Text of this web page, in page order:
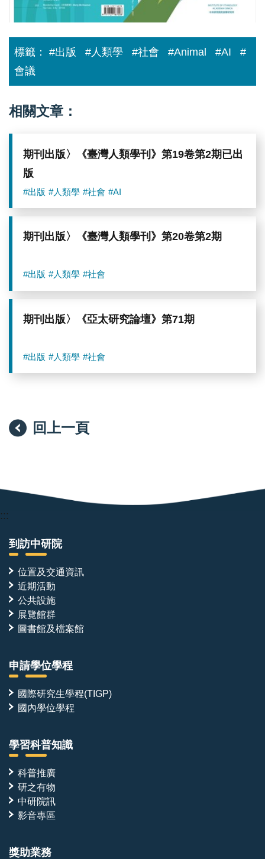
標籤： #出版 #人類學 #社會 #Animal #AI
#
會議
相關文章：
期刊出版〉《臺灣人類學刊》第19卷第2期已出
版
#出版 #人類學 #社會 #AI
期刊出版〉《臺灣人類學刊》第20卷第2期
#出版 #人類學 #社會
期刊出版〉《亞太研究論壇》第71期
#出版 #人類學 #社會
回上一頁
:::
到訪中研院
位置及交通資訊
近期活動
公共設施
展覽館群
圖書館及檔案館
申請學位學程
國際研究生學程(TIGP)
國內學位學程
學習科普知識
科普推廣
研之有物
中研院訊
影音專區
獎助業務